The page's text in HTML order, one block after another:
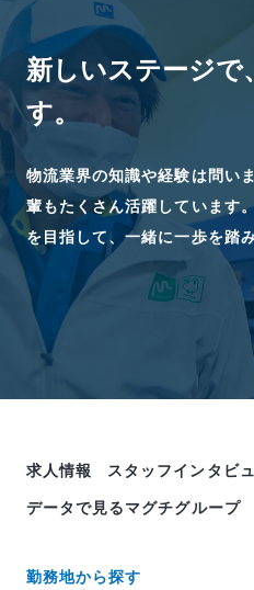
新しいステージで、
す。
物流業界の知識や経験は問い
輩もたくさん活躍しています
を目指して、一緒に一歩を踏
求人情報 スタッフインタビ
データで見るマグチグループ
勤務地から探す